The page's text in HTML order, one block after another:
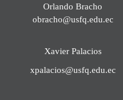
Orlando Bracho
obracho@usfq.edu.ec
Xavier Palacios
xpalacios@usfq.edu.ec